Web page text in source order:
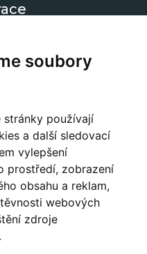
soubory
stránky používají
a další sledovací
vylepšení
prostředí, zobrazení
obsahu a reklam,
webových
zdroje
zabývající se dovozem a
i stylového nábytku
u Berouna